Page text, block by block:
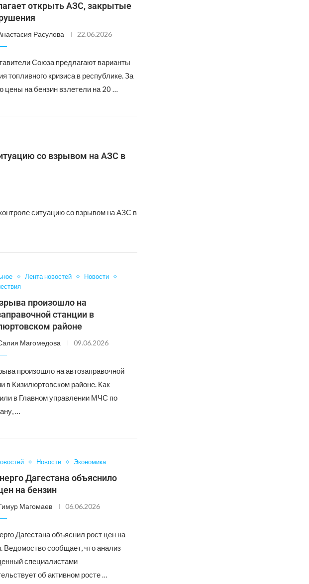
открыть АЗС, закрытые
Расулова 22.06.2026
Союза предлагают варианты
топливного кризиса в республике. За
цены на бензин взлетели на 20 …
со взрывом на АЗС в
ситуацию со взрывом на АЗС в
Лента новостей
Новости
произошло на
станции в
районе
Магомедова 09.06.2026
произошло на автозаправочной
в Кизилюртовском районе. Как
в Главном управлении МЧС по
…
Новости Экономика
Дагестана объяснило
на бензин
Магомаев 06.06.2026
Дагестана объяснил рост цен на
Ведомоство сообщает, что анализ
специалистами
об активном росте …